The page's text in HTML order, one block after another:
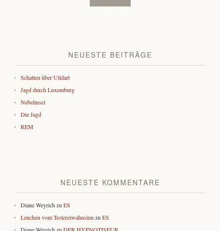
NEUESTE BEITRÄGE
Schatten über Ulldart
Jagd durch Luxemburg
Nebelinsel
Die Jagd
REM
NEUESTE KOMMENTARE
Diane Weyrich zu ES
Lenchen vom Testereiwahnsinn zu ES
Diane Weyrich zu DER HYPNOTISEUR